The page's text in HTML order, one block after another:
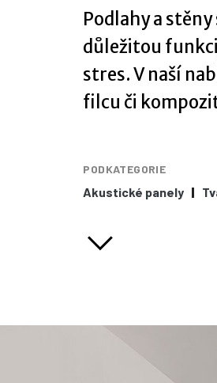
Podlahy a
důležitou
stres. V naší
filcu či
PODKATEGORIE
Akustické panely